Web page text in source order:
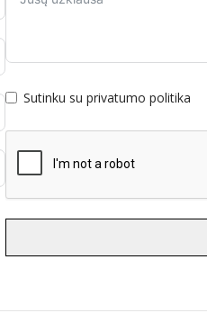
Sutinku su privatumo politika